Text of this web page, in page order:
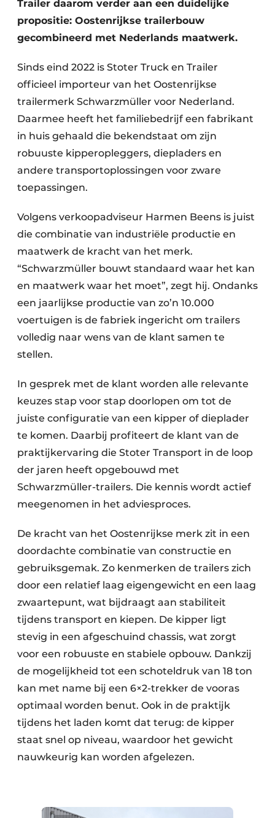
Bouwtransport
Trailer daarom verder aan een duidelijke
propositie: Oostenrijkse trailerbouw
gecombineerd met Nederlands maatwerk.
Sinds eind 2022 is Stoter Truck en Trailer
officieel importeur van het Oostenrijkse
trailermerk Schwarzmüller voor Nederland.
Daarmee heeft het familiebedrijf een fabrikant
in huis gehaald die bekendstaat om zijn
robuuste kipperopleggers, diepladers en
andere transportoplossingen voor zware
toepassingen.
Volgens verkoopadviseur Harmen Beens is juist
die combinatie van industriële productie en
maatwerk de kracht van het merk.
“Schwarzmüller bouwt standaard waar het kan
en maatwerk waar het moet”, zegt hij. Ondanks
een jaarlijkse productie van zo’n 10.000
voertuigen is de fabriek ingericht om trailers
volledig naar wens van de klant samen te
stellen.
In gesprek met de klant worden alle relevante
keuzes stap voor stap doorlopen om tot de
juiste configuratie van een kipper of dieplader
te komen. Daarbij profiteert de klant van de
praktijkervaring die Stoter Transport in de loop
der jaren heeft opgebouwd met
Schwarzmüller-trailers. Die kennis wordt actief
meegenomen in het adviesproces.
De kracht van het Oostenrijkse merk zit in een
doordachte combinatie van constructie en
gebruiksgemak. Zo kenmerken de trailers zich
door een relatief laag eigengewicht en een laag
zwaartepunt, wat bijdraagt aan stabiliteit
tijdens transport en kiepen. De kipper ligt
stevig in een afgeschuind chassis, wat zorgt
voor een robuuste en stabiele opbouw. Dankzij
de mogelijkheid tot een schoteldruk van 18 ton
kan met name bij een 6×2-trekker de vooras
optimaal worden benut. Ook in de praktijk
tijdens het laden komt dat terug: de kipper
staat snel op niveau, waardoor het gewicht
nauwkeurig kan worden afgelezen.